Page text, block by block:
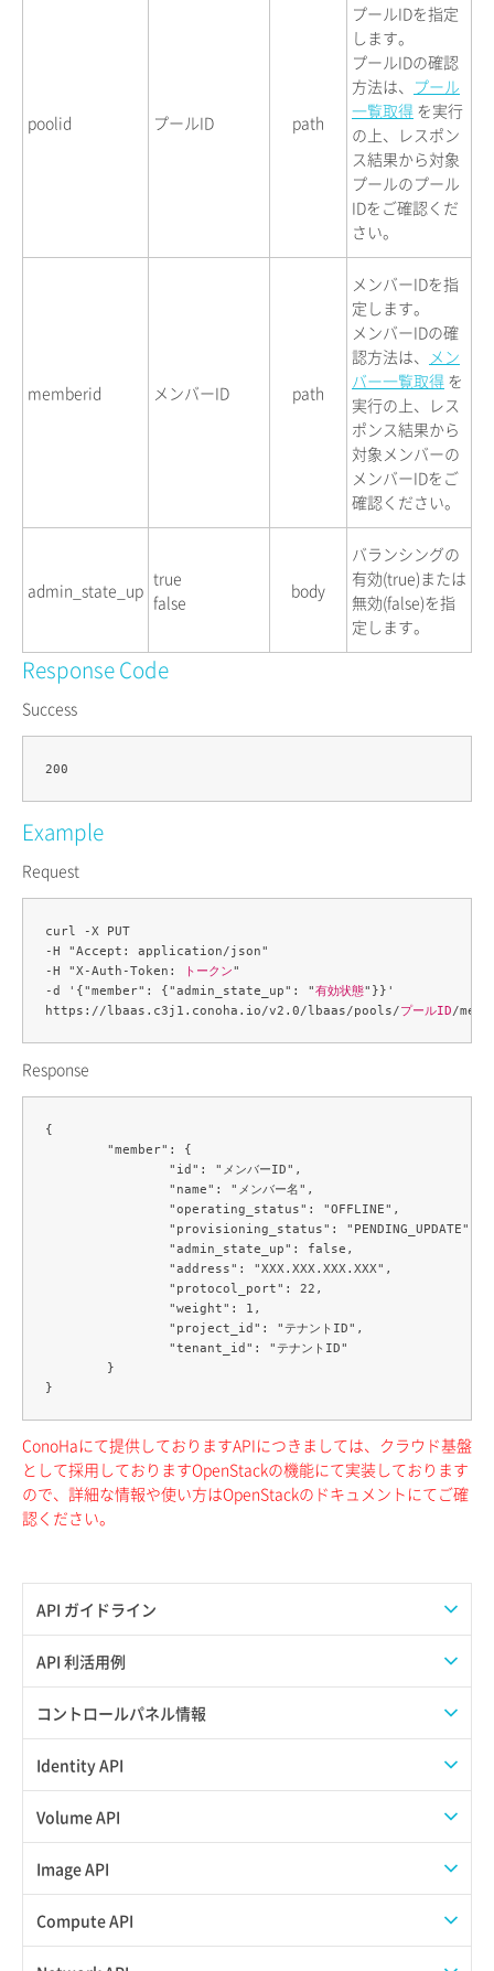
API ガイドライン
APIのご利用について
API 利活用例
APIでAPIサブユーザーを作成する
APIでVPSにISOイメージを挿入する
APIでVPSを作成する
コントロールパネル情報
APIユーザーを作成する
API情報を確認する
Identity API
Credential一覧取得
Credential作成
Credential削除
Volume API
スナップショット一覧取得
スナップショット作成
スナップショット削除
Image API
ISOイメージアップロード
ISOイメージ作成
Compute API
poolid プールID path
プールIDを指定
します。
プールIDの確認
方法は、 プール
一覧取得 を実行
の上、レスポン
ス結果から対象
プールのプール
IDをご確認くだ
さい。
memberid メンバーID path
メンバーIDを指
定します。
メンバーIDの確
認方法は、
メン
バー一覧取得 を
実行の上、レス
ポンス結果から
対象メンバーの
メンバーIDをご
確認ください。
admin_state_up
true
false
body
バランシングの
有効(true)または
無効(false)を指
定します。
Response Code
Success
Example
Request
curl -X PUT
-H "Accept: application/json"
-H "X-Auth-Token:
トークン"
-d '{"member": {"admin_state_up": "有効状態"}}'
https://lbaas.c3j1.conoha.io/v2.0/lbaas/pools/プールID/
Response
{
ConoHaにて提供しておりますAPIにつきましては、クラウド基盤
として採用しておりますOpenStackの機能にて実装しております
ので、詳細な情報や使い方はOpenStackのドキュメントにてご確
認ください。